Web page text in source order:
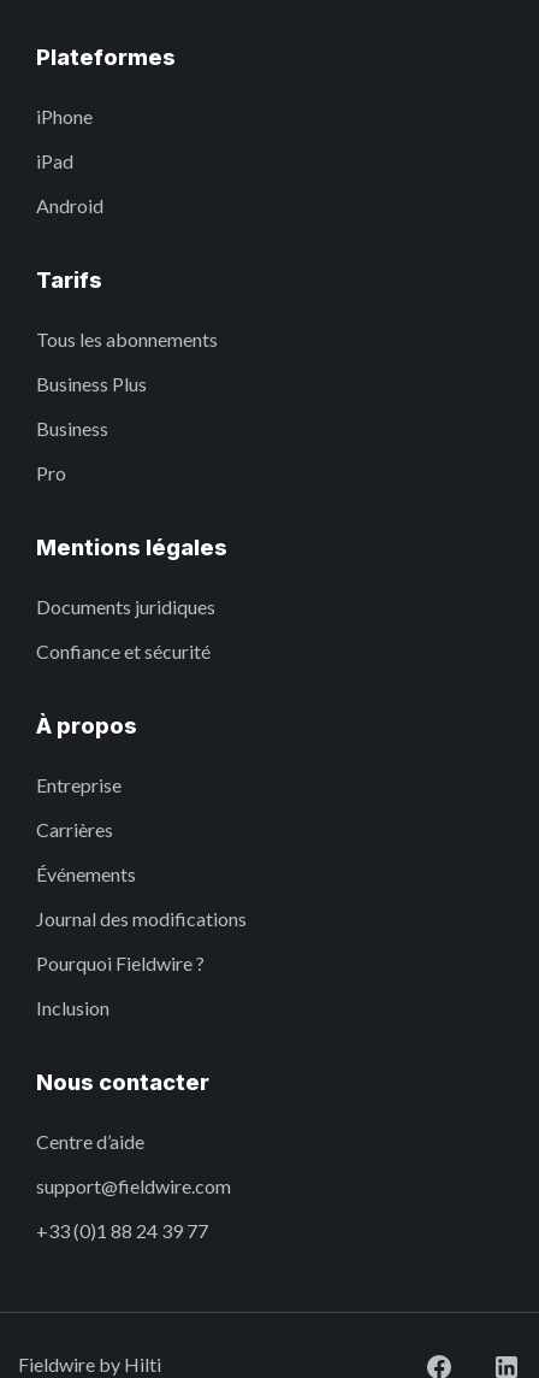
Plateformes
iPhone
iPad
Android
Tarifs
Tous les abonnements
Business Plus
Business
Pro
Mentions légales
Documents juridiques
Confiance et sécurité
À propos
Entreprise
Carrières
Événements
Journal des modifications
Pourquoi Fieldwire ?
Inclusion
Nous contacter
Centre d’aide
support@fieldwire.com
+33 (0)1 88 24 39 77
Fieldwire by Hilti